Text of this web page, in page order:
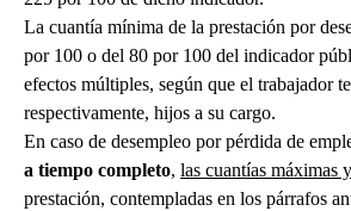
La cuantía mínima de la prestación por
por 100 o del 80 por 100 del indicador
efectos múltiples, según que el trabajador
respectivamente, hijos a su cargo.
En caso de desempleo por pérdida de
a tiempo completo, las cuantías máximas
prestación, contempladas en los párrafos